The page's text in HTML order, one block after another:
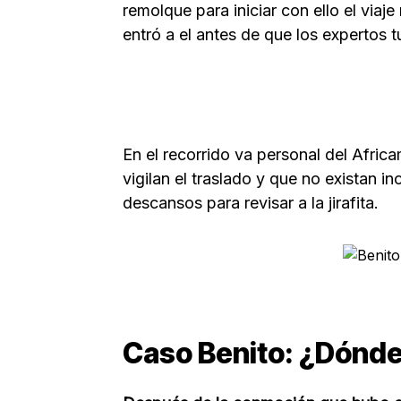
remolque para iniciar con ello el
entró a el antes de que los expertos
En el recorrido va personal del
vigilan el traslado y que no existan
descansos para revisar a la jirafita.
Caso Benito: